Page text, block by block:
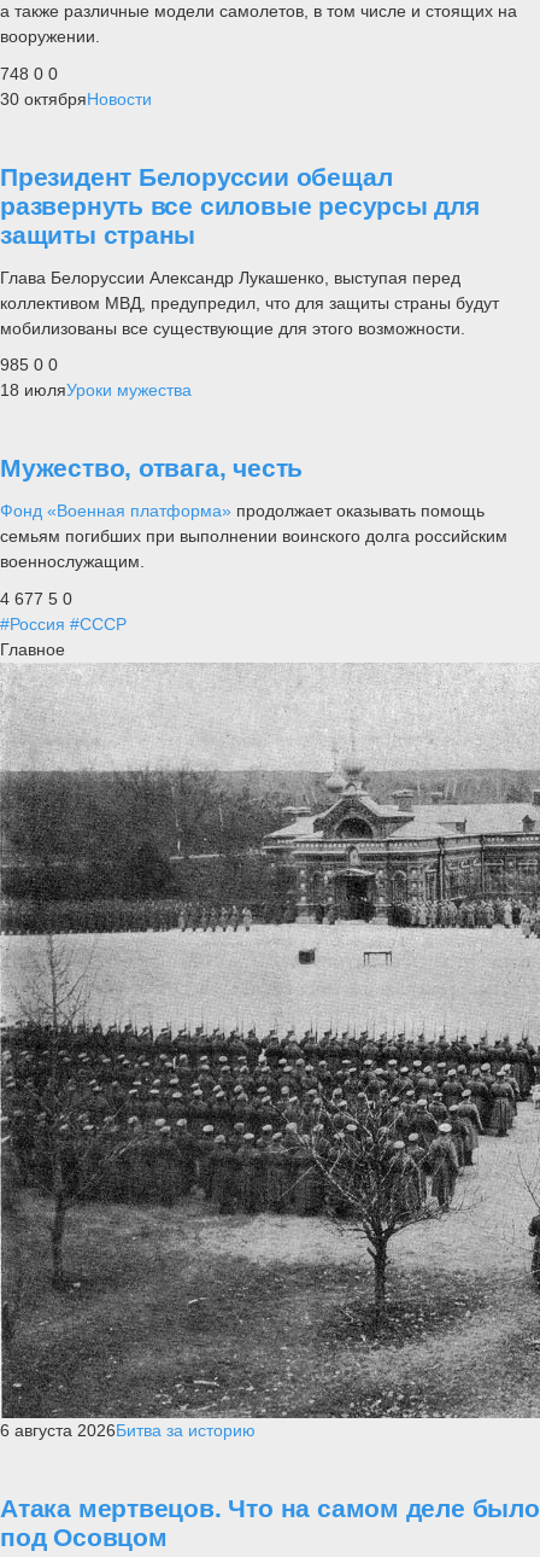
а также различные модели самолетов, в том числе и стоящих на
вооружении.
748 0 0
30 октябряНовости
Президент Белоруссии обещал
развернуть все силовые ресурсы для
защиты страны
Глава Белоруссии Александр Лукашенко, выступая перед
коллективом МВД, предупредил, что для защиты страны будут
мобилизованы все существующие для этого возможности.
985 0 0
18 июляУроки мужества
Мужество, отвага, честь
Фонд «Военная платформа» продолжает оказывать помощь
семьям погибших при выполнении воинского долга российским
военнослужащим.
4 677 5 0
#Россия #СССР
Главное
6 августа 2026Битва за историю
Атака мертвецов. Что на самом деле было
под Осовцом